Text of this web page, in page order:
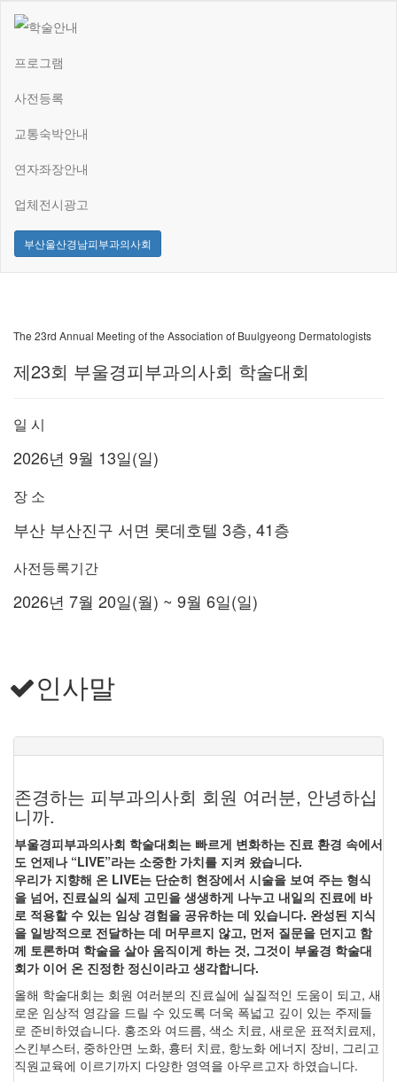
학술안내
프로그램
사전등록
교통숙박안내
연자좌장안내
업체전시광고
부산울산경남피부과의사회
The 23rd Annual Meeting of the Association of Buulgyeong Dermatologists
제23회 부울경피부과의사회 학술대회
일 시
2026년 9월 13일(일)
장 소
부산 부산진구 서면 롯데호텔 3층, 41층
사전등록기간
2026년 7월 20일(월) ~ 9월 6일(일)
인사말
존경하는 피부과의사회 회원 여러분, 안녕하십
니까.
부울경피부과의사회 학술대회는 빠르게 변화하는 진료 환경 속에서
도 언제나 “LIVE”라는 소중한 가치를 지켜 왔습니다.
우리가 지향해 온 LIVE는 단순히 현장에서 시술을 보여 주는 형식
을 넘어, 진료실의 실제 고민을 생생하게 나누고 내일의 진료에 바
로 적용할 수 있는 임상 경험을 공유하는 데 있습니다. 완성된 지식
을 일방적으로 전달하는 데 머무르지 않고, 먼저 질문을 던지고 함
께 토론하며 학술을 살아 움직이게 하는 것, 그것이 부울경 학술대
회가 이어 온 진정한 정신이라고 생각합니다.
올해 학술대회는 회원 여러분의 진료실에 실질적인 도움이 되고, 새
로운 임상적 영감을 드릴 수 있도록 더욱 폭넓고 깊이 있는 주제들
로 준비하였습니다. 홍조와 여드름, 색소 치료, 새로운 표적치료제,
스킨부스터, 중하안면 노화, 흉터 치료, 항노화 에너지 장비, 그리고
직원교육에 이르기까지 다양한 영역을 아우르고자 하였습니다.